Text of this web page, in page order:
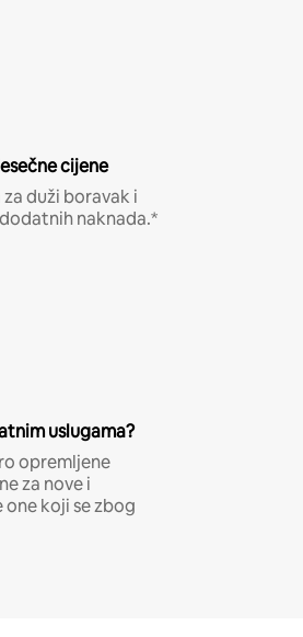
cijene
duži boravak i
naknada.*
uslugama?
opremljene
za nove i
koji se zbog